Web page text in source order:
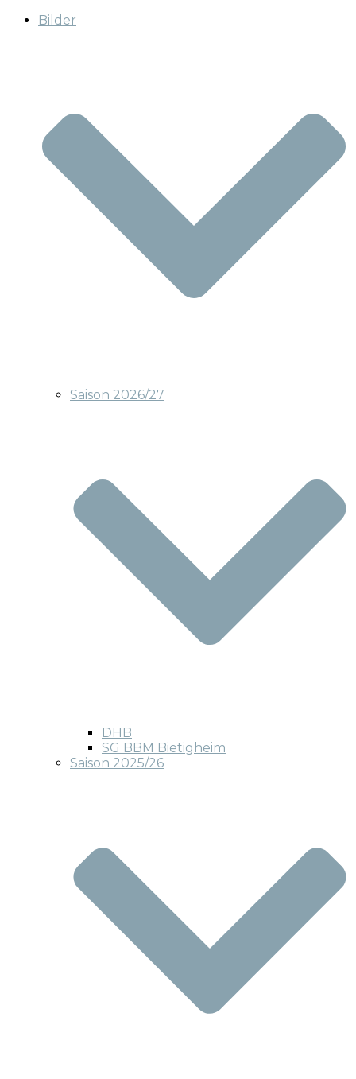
Bilder
Saison 2026/27
DHB
SG BBM Bietigheim
Saison 2025/26